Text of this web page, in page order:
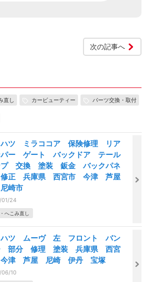
次の記事へ
直し カービューティー パーツ交換・取付
ハツ ミラココア 保険修理 リア
パー ゲート バックドア テール
プ 交換 塗装 鈑金 バックパネ
正 兵庫県 西宮市 今津 芦屋
崎市
24
へこみ直し
ハツ ムーヴ 左 フロント バン
部分 修理 塗装 兵庫県 西宮
津 芦屋 尼崎 伊丹 宝塚
10